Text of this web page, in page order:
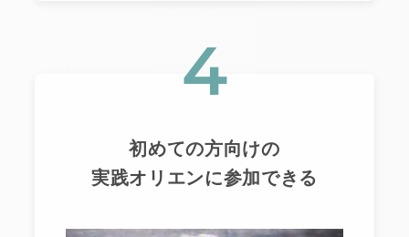
4
初めての方向けの
実践オリエンに参加できる